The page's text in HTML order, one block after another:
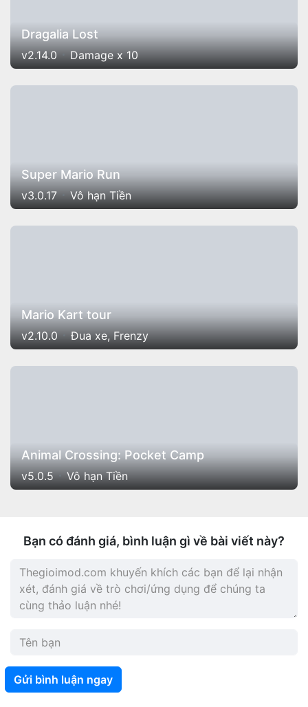
Dragalia Lost
v2.14.0 Damage x 10
Super Mario Run
v3.0.17 Vô hạn Tiền
Mario Kart tour
v2.10.0 Đua xe, Frenzy
Animal Crossing: Pocket Camp
v5.0.5 Vô hạn Tiền
Bạn có đánh giá, bình luận gì về bài viết này?
Gửi bình luận ngay